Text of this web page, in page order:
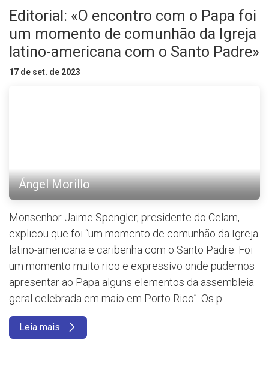
Editorial: «O encontro com o Papa foi
um momento de comunhão da Igreja
latino-americana com o Santo Padre»
17 de set. de 2023
Ángel Morillo
Monsenhor Jaime Spengler, presidente do Celam,
explicou que foi “um momento de comunhão da Igreja
latino-americana e caribenha com o Santo Padre. Foi
um momento muito rico e expressivo onde pudemos
apresentar ao Papa alguns elementos da assembleia
geral celebrada em maio em Porto Rico”. Os p...
Leia mais